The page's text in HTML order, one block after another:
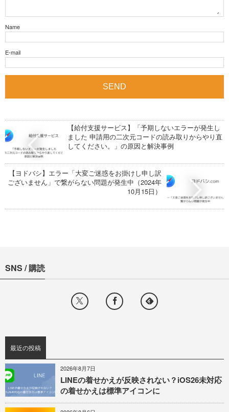
Name
E-mail
【給付支援サービス】「予期しないエラーが発生し
ました 申請用の二次元コードの読み取りからやり直
してください。」の原因と解決事例
【ヨドバシ】エラー「大変ご迷惑をお掛けし申し訳
ございません」で繋がらない問題が発生中（2024年
10月15日）
SNS / 購読
最近の投稿
2026年8月7日
LINEの着せかえが反映されない？iOS26未対応
の着せかえは標準アイコンに